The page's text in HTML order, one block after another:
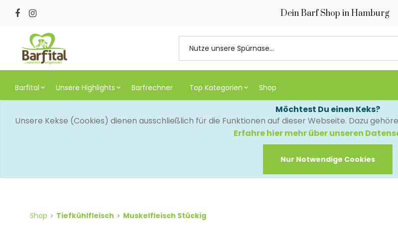
Dein Barf Shop in Hamburg
Barfital Unsere Highlights Barfrechner Top Kategorien Shop
Möchtest Du einen Keks?
Unsere Kekse (Cookies) dienen ausschließlich für die Funktionen auf dieser Webseite. Dazu
Erfahre hier mehr über unseren
Nur Notwendige Cookies
Shop Tiefkühlfleisch Muskelfleisch Stückig